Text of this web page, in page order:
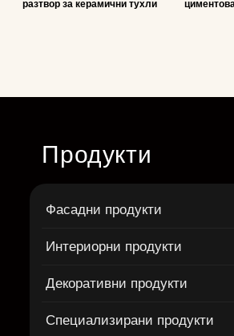
разтвор за керамични тухли
Продукти
Фасадни продукти
Интериорни продукти
Декоративни продукти
Специализирани продукти